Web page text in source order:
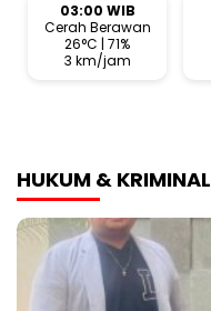
03:00 WIB
Cerah Berawan
26°C | 71%
3 km/jam
HUKUM & KRIMINAL